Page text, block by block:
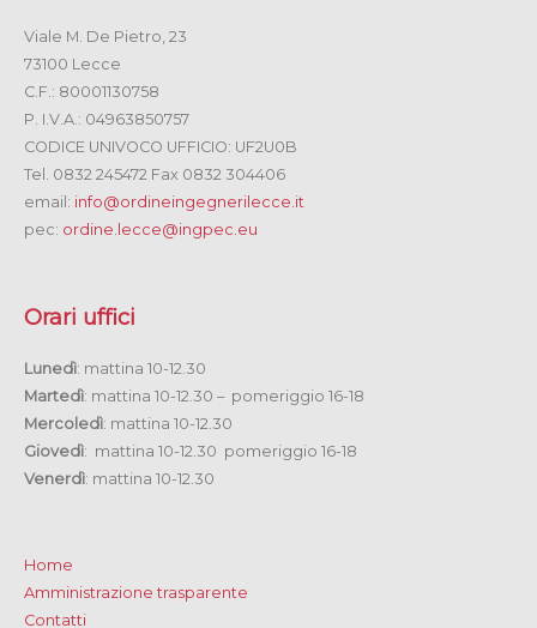
Viale M. De Pietro, 23
73100 Lecce
C.F.: 80001130758
P. I.V.A.: 04963850757
CODICE UNIVOCO UFFICIO: UF2U0B
Tel. 0832 245472 Fax 0832 304406
email: info@ordineingegnerilecce.it
pec: ordine.lecce@ingpec.eu
Orari uffici
Lunedì: mattina 10-12.30
Martedì: mattina 10-12.30 – pomeriggio 16-18
Mercoledì: mattina 10-12.30
Giovedì: mattina 10-12.30 pomeriggio 16-18
Venerdì: mattina 10-12.30
Home
Amministrazione trasparente
Contatti